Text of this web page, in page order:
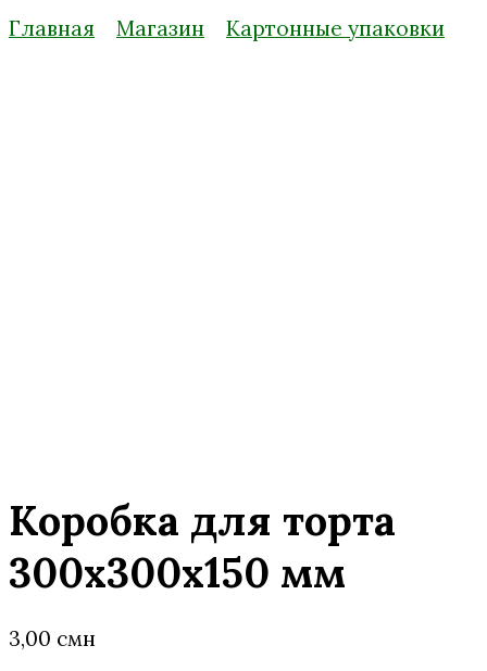
Главная Магазин Картонные упаковки
Коробка для торта
300x300x150 мм
3,00 смн